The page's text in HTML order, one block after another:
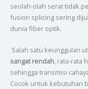
seolah-olah serat tidak
fusion splicing sering
dunia fiber optik.
Salah satu keunggulan
sangat rendah, rata-rata
sehingga transmisi
Cocok untuk kebutuhan